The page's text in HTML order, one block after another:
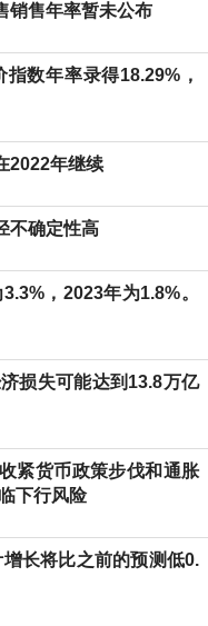
销售年率暂未公布
数年率录得18.29%，
2022年继续
不确定性高
，2023年为1.8%。
损失可能达到13.8万亿
紧货币政策步伐和通胀
下行风险
长将比之前的预测低0.